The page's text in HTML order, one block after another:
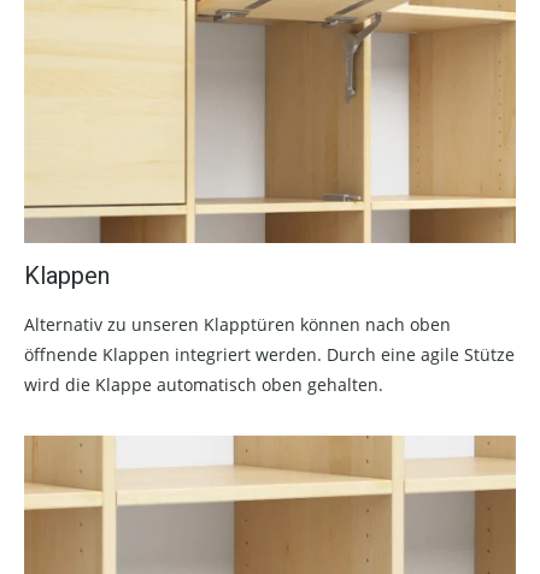
Klappen
Alternativ zu unseren Klapptüren können nach oben
öffnende Klappen integriert werden. Durch eine agile Stütze
wird die Klappe automatisch oben gehalten.